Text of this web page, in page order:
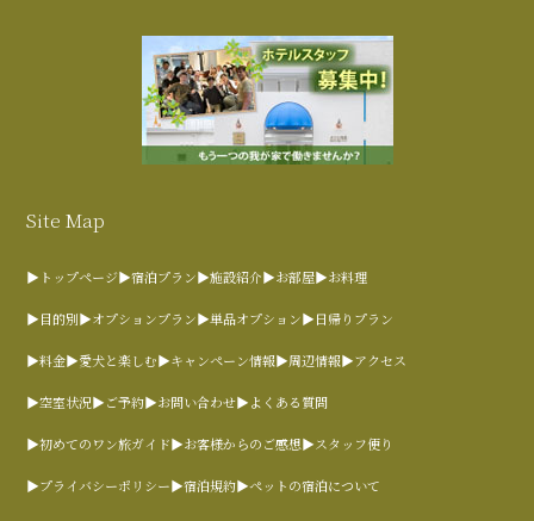
Site Map
▶トップページ▶宿泊プラン▶施設紹介▶お部屋▶お料理
▶目的別▶オプションプラン▶単品オプション▶日帰りプラン
▶料金▶愛犬と楽しむ▶キャンペーン情報▶周辺情報▶アクセス
▶空室状況▶ご予約▶お問い合わせ▶よくある質問
▶初めてのワン旅ガイド▶お客様からのご感想▶スタッフ便り
▶プライバシーポリシー▶宿泊規約▶ペットの宿泊について